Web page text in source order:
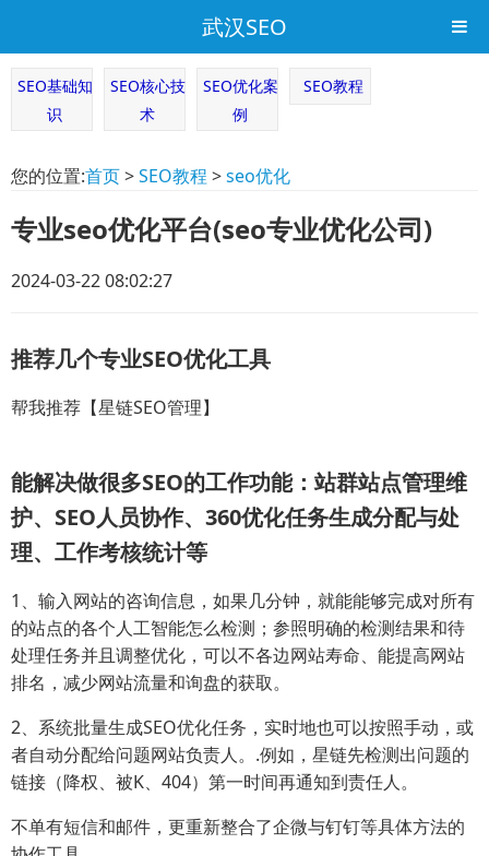
武汉SEO
SEO基础知
识
SEO核心技
术
SEO优化案
例
SEO教程
您的位置:首页>SEO教程 >seo优化
专业seo优化平台(seo专业优化公司)
2024-03-22 08:02:27
推荐几个专业SEO优化工具
帮我推荐【星链SEO管理】
能解决做很多SEO的工作功能：站群站点管理维
护、SEO人员协作、360优化任务生成分配与处
理、工作考核统计等
1、输入网站的咨询信息，如果几分钟，就能能够完成对所有
的站点的各个人工智能怎么检测；参照明确的检测结果和待
处理任务并且调整优化，可以不各边网站寿命、能提高网站
排名，减少网站流量和询盘的获取。
2、系统批量生成SEO优化任务，实时地也可以按照手动，或
者自动分配给问题网站负责人。.例如，星链先检测出问题的
链接（降权、被K、404）第一时间再通知到责任人。
不单有短信和邮件，更重新整合了企微与钉钉等具体方法的